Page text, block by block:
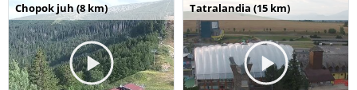
Chopok juh (8 km) Tatralandia (15 km)